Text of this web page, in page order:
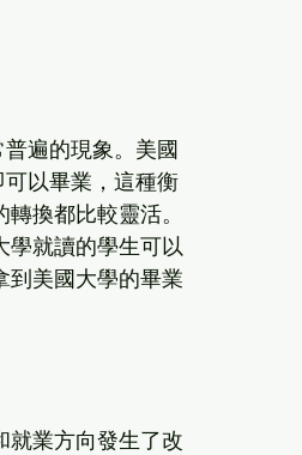
遍的現象。美國
可以畢業，這種衡
換都比較靈活。
學就讀的學生可以
到美國大學的畢業
就業方向發生了改